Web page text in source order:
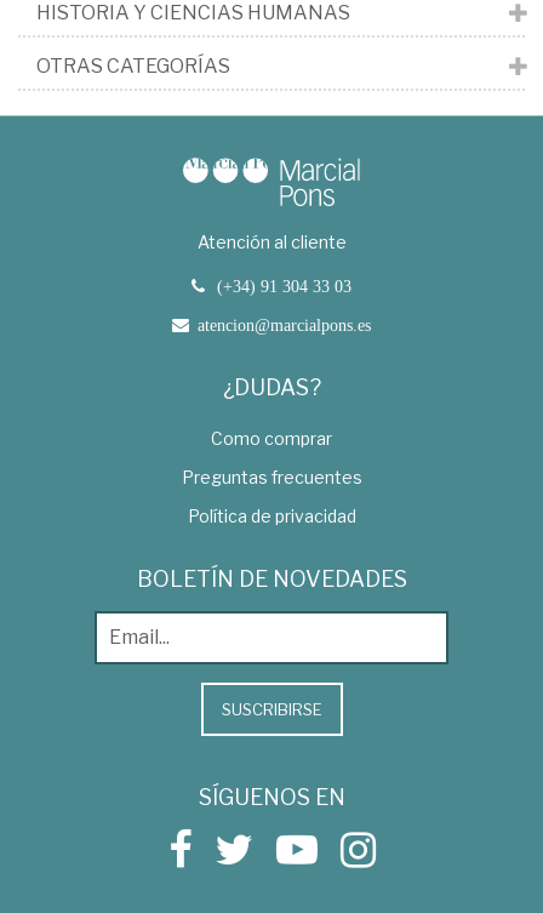
HISTORIA Y CIENCIAS HUMANAS
OTRAS CATEGORÍAS
Atención al cliente
(+34) 91 304 33 03
atencion@marcialpons.es
¿DUDAS?
Como comprar
Preguntas frecuentes
Política de privacidad
BOLETÍN DE NOVEDADES
SUSCRIBIRSE
SÍGUENOS EN